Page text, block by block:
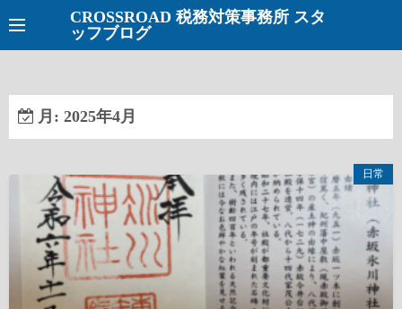
ン
CROSSROAD 税務対策事務所 スタ
ッフブログ
月: 2025年4月
日常